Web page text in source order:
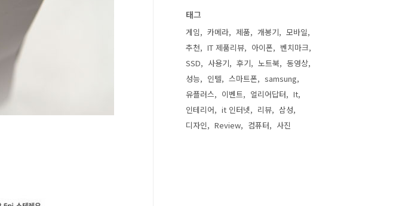
태그
게임 카메라 제품 개봉기
모바일
추천
IT 제품리뷰 아이폰
벤치마크
SSD
사용기 후기 노트북
동영상
성능
인텔 스마트폰
samsung
유플러스
이벤트 얼리어답터
It
인테리어
it 인터넷 리뷰
삼성
디자인
Review 컴퓨터 사진